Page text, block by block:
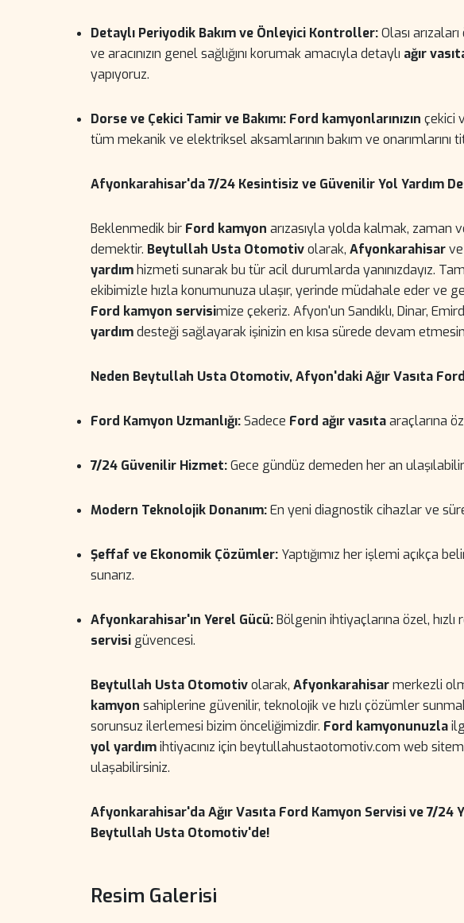
Detaylı Periyodik Bakım ve Önleyici Kontroller:Olası
ve aracınızın genel sağlığını korumak amacıyla detaylı ağır
yapıyoruz.
Dorse ve Çekici Tamir ve Bakımı: Ford kamyonlarınızın çekici
tüm mekanik ve elektriksel aksamlarının bakım ve onarımlarını
Afyonkarahisar'da 7/24 Kesintisiz ve Güvenilir Yol Yardım
Beklenmedik bir Ford kamyon arızasıyla yolda kalmak, zaman
demektir. Beytullah Usta Otomotivolarak, Afyonkarahisar
yardımhizmeti sunarak bu tür acil durumlarda yanınızdayız.
ekibimizle hızla konumunuza ulaşır, yerinde müdahale eder ve
Ford kamyon servisimize çekeriz. Afyon'un Sandıklı, Dinar,
yardımdesteği sağlayarak işinizin en kısa sürede devam
Neden Beytullah Usta Otomotiv, Afyon'daki Ağır Vasıta
Ford Kamyon Uzmanlığı:Sadece Ford ağır vasıtaaraçlarına
7/24 Güvenilir Hizmet:Gece gündüz demeden her an ulaşılabilir
Modern Teknolojik Donanım:En yeni diagnostik cihazlar ve
Şeffaf ve Ekonomik Çözümler: Yaptığımız her işlemi açıkça
sunarız.
Afyonkarahisar'ın Yerel Gücü:Bölgenin ihtiyaçlarına özel,
servisi güvencesi.
Beytullah Usta Otomotivolarak, Afyonkarahisarmerkezli
kamyon sahiplerine güvenilir, teknolojik ve hızlı çözümler
sorunsuz ilerlemesi bizim önceliğimizdir. Ford kamyonunuzla
yol yardımihtiyacınız için beytullahustaotomotiv.com web
ulaşabilirsiniz.
Afyonkarahisar'da Ağır Vasıta Ford Kamyon Servisi ve 7/24
Beytullah Usta Otomotiv'de!
Resim Galerisi